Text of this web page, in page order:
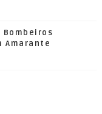
Bombeiros
Amarante